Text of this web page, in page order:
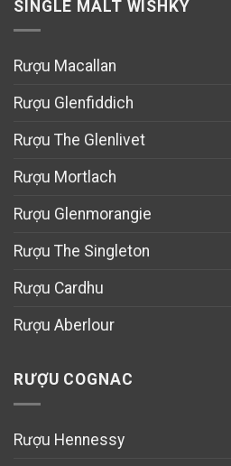
SINGLE MALT WISHKY
Rượu Macallan
Rượu Glenfiddich
Rượu The Glenlivet
Rượu Mortlach
Rượu Glenmorangie
Rượu The Singleton
Rượu Cardhu
Rượu Aberlour
RƯỢU COGNAC
Rượu Hennessy